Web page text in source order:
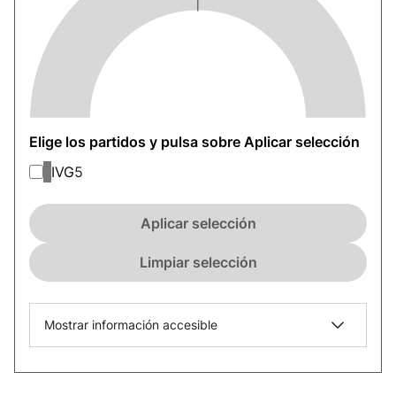
Elige los partidos y pulsa sobre Aplicar selección
IVG5
Aplicar selección
Limpiar selección
Mostrar información accesible